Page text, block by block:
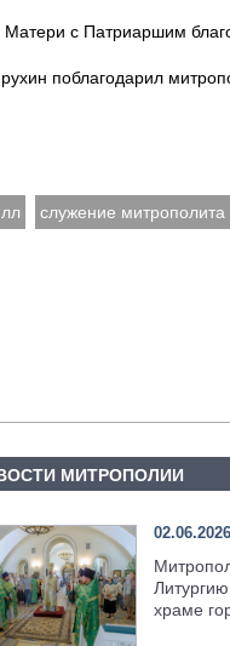
с Патриаршим
поблагодарил
служение митрополита
МИТРОПОЛИИ
02.06.2026
храме